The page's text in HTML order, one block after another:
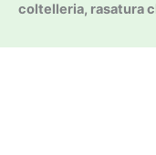
coltelleria, rasatura